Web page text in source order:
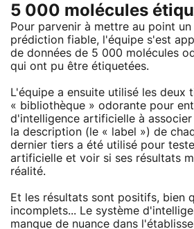
5 000 molécules
Pour parvenir à mettre au point
prédiction fiable, l'équipe s'est
de données de 5 000 molécules
qui ont pu être étiquetées.
L'équipe a ensuite utilisé les deux
« bibliothèque » odorante pour
d'intelligence artificielle à associer
la description (le « label ») de
dernier tiers a été utilisé pour
artificielle et voir si ses résultats
réalité.
Et les résultats sont positifs, bien
incomplets... Le système
manque de nuance dans